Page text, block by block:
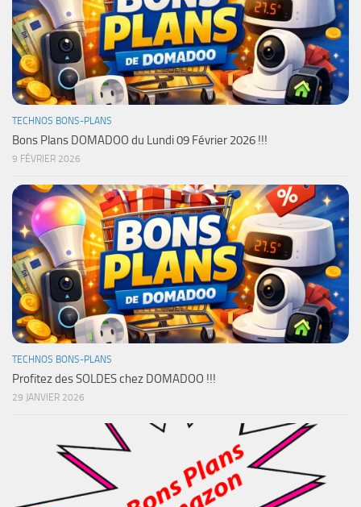
TECHNOS BONS-PLANS
Bons Plans DOMADOO du Lundi 09 Février 2026 !!!
9 FÉVRIER 2026
TECHNOS BONS-PLANS
Profitez des SOLDES chez DOMADOO !!!
29 JANVIER 2026